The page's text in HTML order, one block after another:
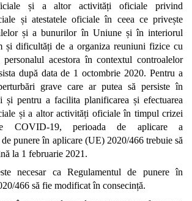
și a altor activități oficiale privind
și atestatele oficiale în ceea ce privește
și a bunurilor în Uniune și în interiorul
și dificultăți de a organiza reuniuni fizice cu
acestora în contextul controalelor
după data de 1 octombrie 2020. Pentru a
grave care ar putea să persiste în
și pentru a facilita planificarea și efectuarea
și a altor activități oficiale în timpul crizei
COVID-19, perioada de aplicare a
punere în aplicare (UE) 2020/466 trebuie să
la 1 februarie 2021.
necesar ca Regulamentul de punere în
466 să fie modificat în consecință.